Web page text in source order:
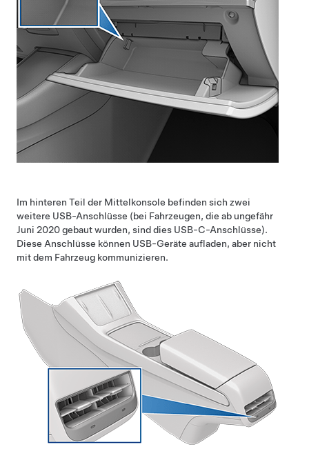
Im hinteren Teil der Mittelkonsole befinden sich zwei
weitere USB-Anschlüsse (bei Fahrzeugen, die ab ungefähr
Juni 2020 gebaut wurden, sind dies USB-C-Anschlüsse).
Diese Anschlüsse können USB-Geräte aufladen, aber nicht
mit dem Fahrzeug kommunizieren.